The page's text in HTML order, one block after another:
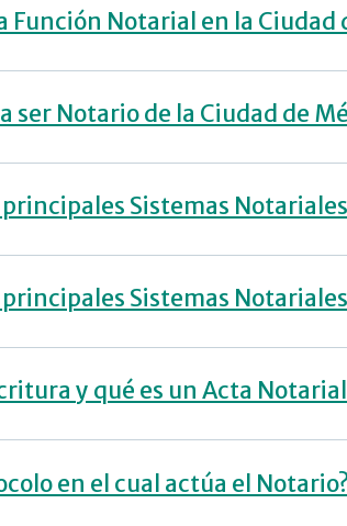
Función Notarial en la Ciudad
ser Notario de la Ciudad de
principales Sistemas
principales Sistemas
y qué es un Acta
en el cual actúa el